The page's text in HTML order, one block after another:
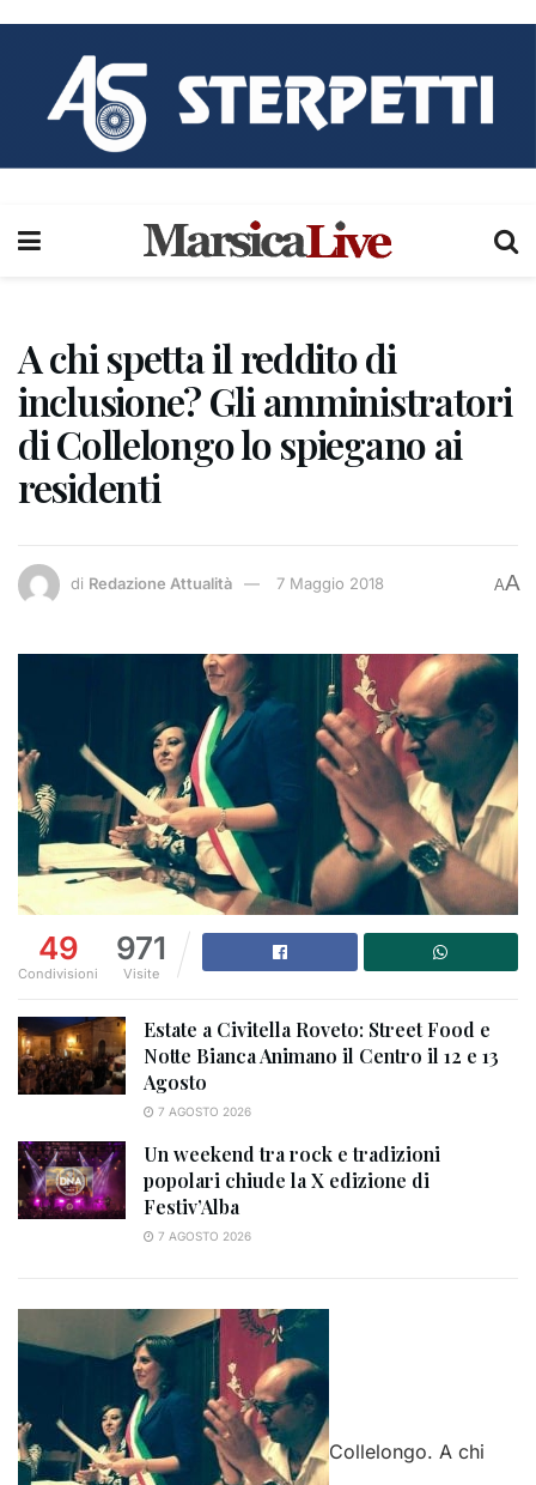
A chi spetta il reddito di
inclusione? Gli amministratori
di Collelongo lo spiegano ai
residenti
di Redazione Attualità 7 Maggio 2018 AA
49
Condivisioni
971
Visite
Estate a Civitella Roveto: Street Food e
Notte Bianca Animano il Centro il 12 e 13
Agosto
7 AGOSTO 2026
Un weekend tra rock e tradizioni
popolari chiude la X edizione di
Festiv’Alba
7 AGOSTO 2026
Collelongo. A chi